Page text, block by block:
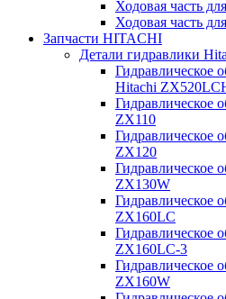
Ходовая часть
Ходовая часть
Запчасти HITACHI
Детали гидравлики
Гидравлическое
Hitachi
Гидравлическое
ZX110
Гидравлическое
ZX120
Гидравлическое
ZX130W
Гидравлическое
ZX160LC
Гидравлическое
ZX160LC-3
Гидравлическое
ZX160W